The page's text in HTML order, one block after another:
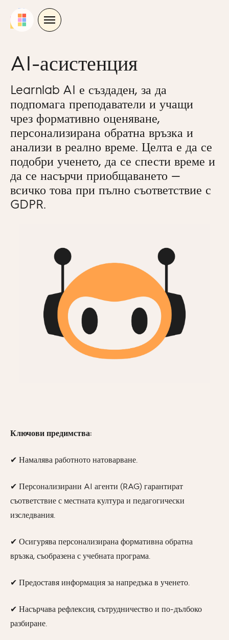
AI-асистенция
Learnlab AI е създаден, за да
подпомага преподаватели и учащи
чрез формативно оценяване,
персонализирана обратна връзка и
анализи в реално време. Целта е да се
подобри ученето, да се спести време и
да се насърчи приобщаването —
всичко това при пълно съответствие с
GDPR.
Ключови предимства:
✔ Намалява работното натоварване.
✔ Персонализирани AI агенти (RAG) гарантират
съответствие с местната култура и педагогически
изследвания.
✔ Осигурява персонализирана формативна обратна
връзка, съобразена с учебната програма.
✔ Предоставя информация за напредъка в ученето.
✔ Насърчава рефлексия, сътрудничество и по-дълбоко
разбиране.